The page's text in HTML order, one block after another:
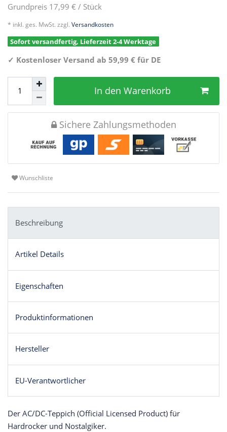
Grundpreis 17,99 € / Stück
* inkl. ges. MwSt. zzgl. Versandkosten
Sofort versandfertig, Lieferzeit 2-4 Werktage
✓ Kostenloser Versand ab 59,99 € für DE
In den Warenkorb
Sichere Zahlungsmethoden
Wunschliste
Beschreibung
Artikel Details
Eigenschaften
Produktinformationen
Hersteller
EU-Verantwortlicher
Der AC/DC-Teppich (Official Licensed Product) für
Hardrocker und Nostalgiker.